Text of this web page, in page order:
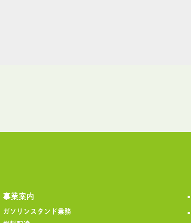
事業案内
ガソリンスタンド業務